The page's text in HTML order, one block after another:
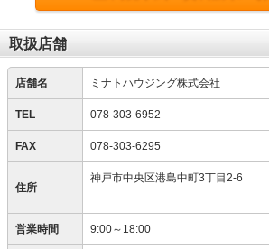
取扱店舗
店舗名 ミナトハウジング株式会社
TEL 078-303-6952
FAX 078-303-6295
住所
神戸市中央区港島中町3丁目2-6
営業時間 9:00～18:00